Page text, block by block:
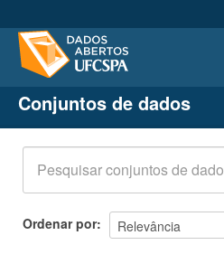
Conjuntos de dados
Organizações
Grupos
Sobre
Conjuntos de dados
Ordenar por